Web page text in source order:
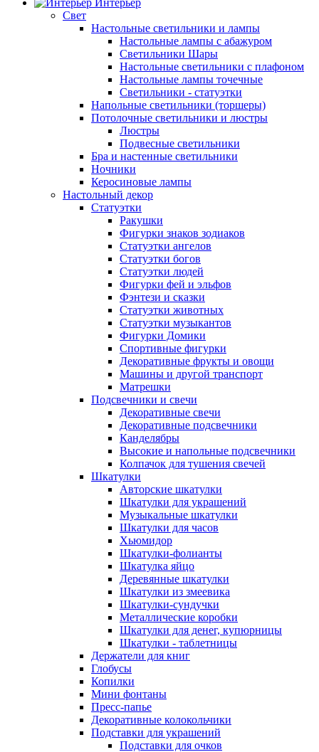
Интерьер
Свет
Настольные светильники и лампы
Настольные лампы с абажуром
Светильники Шары
Настольные светильники с плафоном
Настольные лампы точечные
Светильники - статуэтки
Напольные светильники (торшеры)
Потолочные светильники и люстры
Люстры
Подвесные светильники
Бра и настенные светильники
Ночники
Керосиновые лампы
Настольный декор
Статуэтки
Ракушки
Фигурки знаков зодиаков
Статуэтки ангелов
Статуэтки богов
Статуэтки людей
Фигурки фей и эльфов
Фэнтези и сказки
Статуэтки животных
Статуэтки музыкантов
Фигурки Домики
Спортивные фигурки
Декоративные фрукты и овощи
Машины и другой транспорт
Матрешки
Подсвечники и свечи
Декоративные свечи
Декоративные подсвечники
Канделябры
Высокие и напольные подсвечники
Колпачок для тушения свечей
Шкатулки
Авторские шкатулки
Шкатулки для украшений
Музыкальные шкатулки
Шкатулки для часов
Хьюмидор
Шкатулки-фолианты
Шкатулка яйцо
Деревянные шкатулки
Шкатулки из змеевика
Шкатулки-сундучки
Металлические коробки
Шкатулки для денег, купюрницы
Шкатулки - таблетницы
Держатели для книг
Глобусы
Копилки
Мини фонтаны
Пресс-папье
Декоративные колокольчики
Подставки для украшений
Подставки для очков